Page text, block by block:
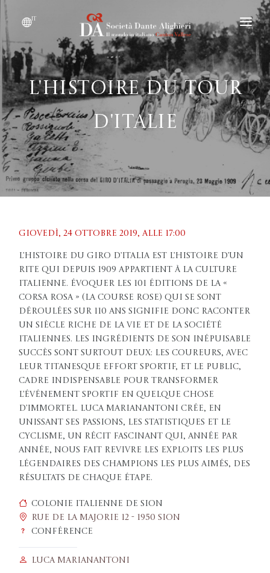
DIVENTARE SOCIO
CHI SIAMO?
EVENTI
CONVENZIONI
L'histoire du Tour
d'Italie
Giovedì, 24 ottobre 2019, Alle 17:00
L’histoire du Giro d’Italia est l’histoire d’un
rite qui depuis 1909 appartient à la culture
italienne. Évoquer les 101 éditions de la «
corsa rosa » (la course rose) qui se sont
déroulées sur 110 ans signifie donc raconter
un siècle riche de la vie et de la société
italiennes. Les ingrédients de son inépuisable
succès sont surtout deux: les coureurs, avec
leur titanesque effort sportif, et le public,
cadre indispensable pour transformer
l’événement sportif en quelque chose
d’immortel. Luca Marianantoni crée, en
unissant ses passions, les statistiques et le
cyclisme, un récit fascinant qui, année par
année, nous fait revivre les exploits les plus
légendaires des champions les plus aimés, des
résultats de chaque étape.
Colonie italienne de Sion
Rue de la Majorie 12 - 1950 Sion
Conférence
Luca Marianantoni